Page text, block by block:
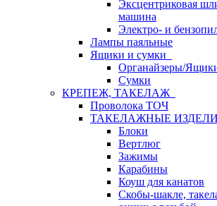
Эксцентриковая
машина
Электро- и
Лампы паяльные
Ящики и сумки
Органайзеры/
Сумки
КРЕПЕЖ, ТАКЕЛАЖ
Проволока ТОЧ
ТАКЕЛАЖНЫЕ
Блоки
Вертлюг
Зажимы
Карабины
Коуш для канатов
Скобы-шакле,